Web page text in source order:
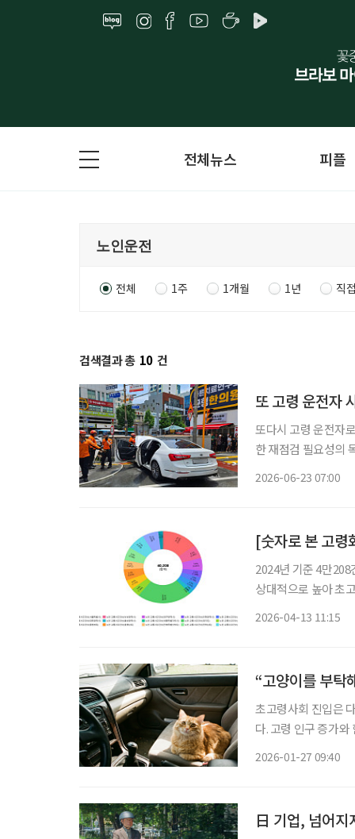
전체뉴스 피플
전체 1주 1개월 1년 직
검색결과 총 10 건
또 고령 운전자
또다시 고령 운전자
한 재점검 필요성의 목소리가 높아지고 있
2026-06-23 07:00
2024년 기준 4만
상대적으로 높아 초고령사회로 진입하면서 지역별 고령화 격차에 대한 관심도 커지고 있다.
2026-04-13 11:15
“고양이를 부탁
초고령사회 진입은
다. 고령 인구 증가
2026-01-27 09:40
日 기업, 넘어지